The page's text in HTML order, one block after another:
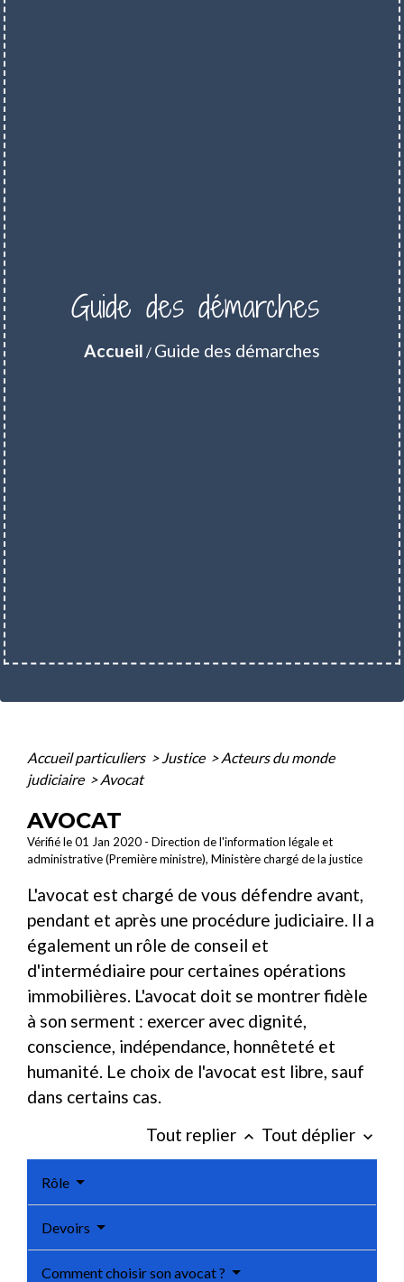
Guide des démarches
Accueil / Guide des démarches
Accueil particuliers > Justice > Acteurs du monde
judiciaire > Avocat
AVOCAT
Vérifié le 01 Jan 2020 - Direction de l'information légale et
administrative (Première ministre), Ministère chargé de la justice
L'avocat est chargé de vous défendre avant,
pendant et après une procédure judiciaire. Il a
également un rôle de conseil et
d'intermédiaire pour certaines opérations
immobilières. L'avocat doit se montrer fidèle
à son serment : exercer avec dignité,
conscience, indépendance, honnêteté et
humanité. Le choix de l'avocat est libre, sauf
dans certains cas.
Tout replier keyboard_arrow_up Tout déplier keyboard_arrow_down
Rôle
Devoirs
Comment choisir son avocat ?